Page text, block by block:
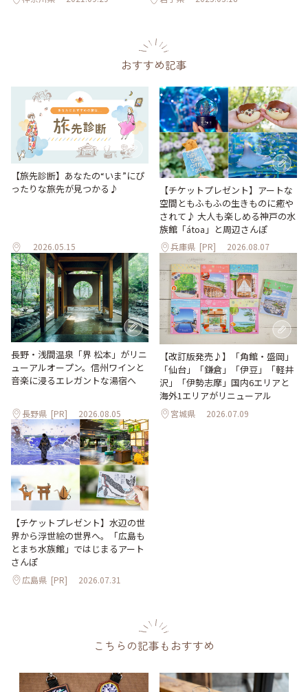
おすすめ記事
【旅先診断】あなたの“いま”にぴ
ったりな旅先が見つかる♪
2026.05.15
【チケットプレゼント】アートな
空間ともふもふの生きものに癒や
されて♪ 大人も楽しめる神戸の水
族館「átoa」と周辺さんぽ
兵庫県 [PR] 2026.08.07
長野・浅間温泉「界 松本」がリニ
ューアルオープン。信州ワインと
音楽に浸るエレガントな湯宿へ
長野県 [PR] 2026.08.05
【改訂版発売♪】「角館・盛岡」
「仙台」「鎌倉」「伊豆」「軽井
沢」「伊勢志摩」国内6エリアと
海外1エリアがリニューアル
宮城県 2026.07.09
【チケットプレゼント】水辺の世
界から浮世絵の世界へ。「広島も
とまち水族館」ではじまるアート
さんぽ
広島県 [PR] 2026.07.31
こちらの記事もおすすめ